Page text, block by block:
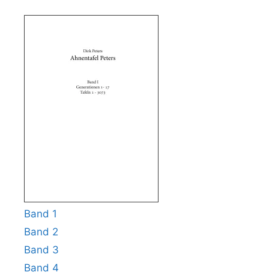
Band 1
Band 2
Band 3
Band 4